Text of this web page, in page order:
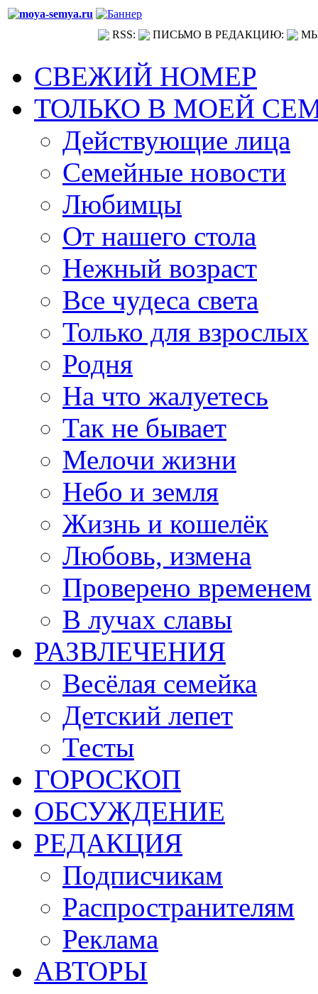
RSS: ПИСЬМО В РЕДАКЦИЮ:
СВЕЖИЙ НОМЕР
ТОЛЬКО В МОЕЙ
Действующие лица
Семейные новости
Любимцы
От нашего стола
Нежный возраст
Все чудеса света
Только для взрослых
Родня
На что жалуетесь
Так не бывает
Мелочи жизни
Небо и земля
Жизнь и кошелёк
Любовь, измена
Проверено временем
В лучах славы
РАЗВЛЕЧЕНИЯ
Весёлая семейка
Детский лепет
Тесты
ГОРОСКОП
ОБСУЖДЕНИЕ
РЕДАКЦИЯ
Подписчикам
Распространителям
Реклама
АВТОРЫ